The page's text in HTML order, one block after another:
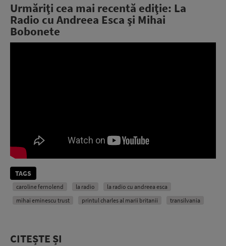
Urmăriţi cea mai recentă ediţie: La
Radio cu Andreea Esca şi Mihai
Bobonete
TAGS
caroline fernolend la radio
la radio cu andreea esca
mihai eminescu trust
printul charles al marii britanii transilvania
CITEȘTE ȘI